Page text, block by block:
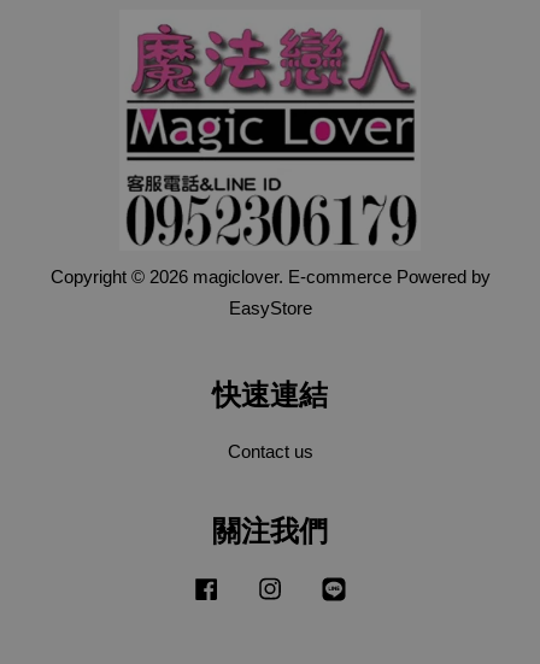
Copyright © 2026 magiclover. E-commerce Powered by
EasyStore
快速連結
Contact us
關注我們
Facebook Instagram